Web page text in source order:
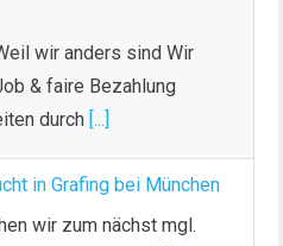
wir anders sind Wir
& faire Bezahlung
durch [...]
in Grafing bei München
wir zum nächst mgl.